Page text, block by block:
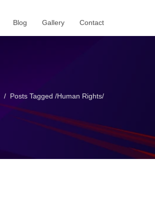
Blog Gallery Contact
Posts Tagged /Human Rights/